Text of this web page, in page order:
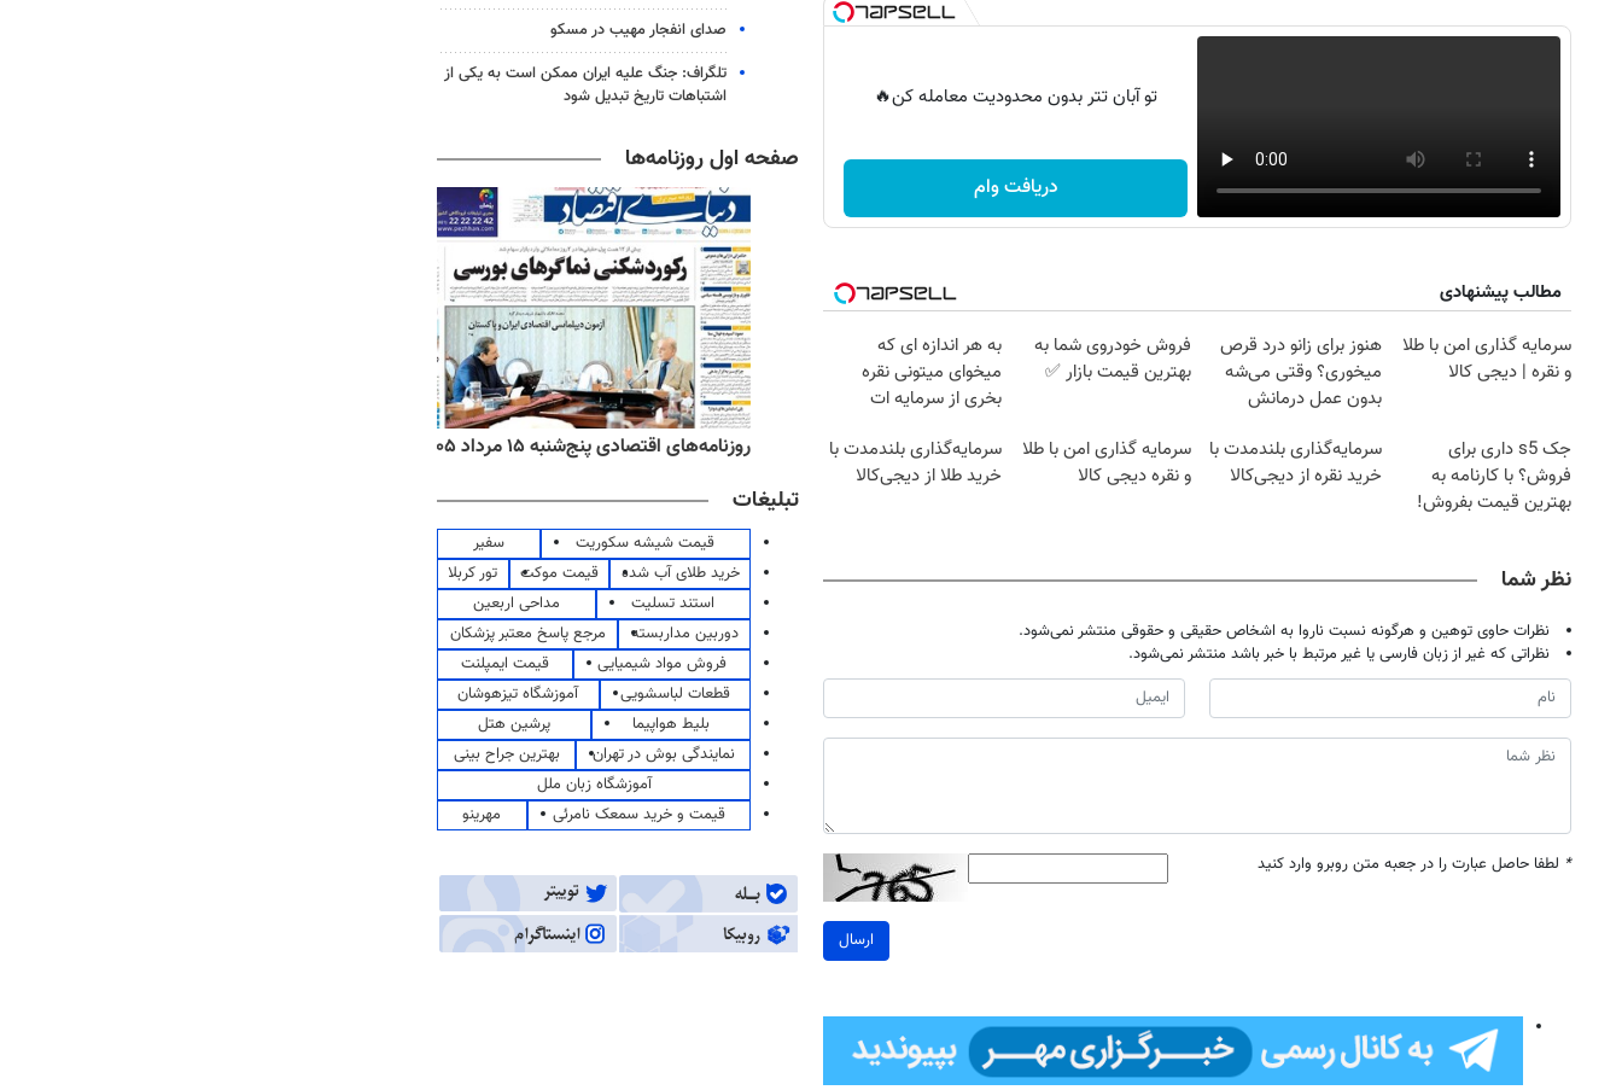
تو آبان تتر بدون محدودیت معامله کن🔥
دریافت وام
مطالب پیشنهادی
سرمایه گذاری امن با طلا
و نقره | دیجی کالا
هنوز برای زانو درد قرص
میخوری؟ وقتی می‌شه
بدون عمل درمانش
فروش خودروی شما به
بهترین قیمت بازار ✅
به هر اندازه ای که
میخوای میتونی نقره
بخری از سرمایه ات
جک s5 داری برای
فروش؟ با کارنامه به
بهترین قیمت بفروش!
سرمایه‌گذاری بلندمدت با
خرید نقره از دیجی‌کالا
سرمایه گذاری امن با طلا
و نقره دیجی کالا
سرمایه‌گذاری بلندمدت با
خرید طلا از دیجی‌کالا
نظر شما
نظرات حاوی توهین و هرگونه نسبت ناروا به اشخاص حقیقی و حقوقی منتشر نمی‌شود.
نظراتی که غیر از زبان فارسی یا غیر مرتبط با خبر باشد منتشر نمی‌شود.
* لطفا حاصل عبارت را در جعبه متن روبرو وارد کنید
ارسال
صدای انفجار مهیب در مسکو
تلگراف: جنگ علیه ایران ممکن است به یکی از
اشتباهات تاریخ تبدیل شود
صفحه اول روزنامه‌ها
روزنامه‌های صبح پنج‌شنبه ۱۵ مرداد ۱۴۰۵ روزنامه‌های ورزشی پنج‌شنبه ۱۵ مرداد ۱۴۰۵ روزنامه‌های اقتصادی پنج‌شنبه ۱۵ مرداد ۱۴۰۵
تبلیغات
قیمت شیشه سکوریت
سفیر
خرید طلای آب شده
قیمت موکت
تور کربلا
استند تسلیت
مداحی اربعین
دوربین مداربسته
مرجع پاسخ معتبر پزشکان
فروش مواد شیمیایی
قیمت ایمپلنت
قطعات لباسشویی
آموزشگاه تیزهوشان
بلیط هواپیما
پرشین هتل
نمایندگی بوش در تهران
بهترین جراح بینی
آموزشگاه زبان ملل
قیمت و خرید سمعک نامرئی
مهرینو